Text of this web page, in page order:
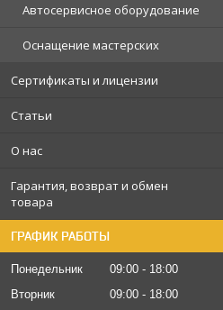
Автосервисное оборудование
Оснащение мастерских
Сертификаты и лицензии
Статьи
О нас
Гарантия, возврат и обмен
товара
ГРАФИК РАБОТЫ
Понедельник 09:00
18:00
Вторник
09:00
18:00